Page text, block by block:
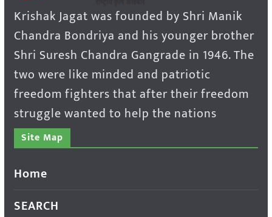
Krishak Jagat was founded by Shri Manik
Chandra Bondriya and his younger brother
Shri Suresh Chandra Gangrade in 1946. The
two were like minded and patriotic
freedom fighters that after their freedom
struggle wanted to help the nations
Site Map
Home
SEARCH